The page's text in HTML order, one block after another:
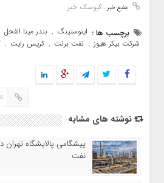
منبع خبر : کیوسک خبر
برچسب ها : اینوستینگ , بندر مینا الفحل
شرکت بیکر هیوز , نفت برنت , کریس رایت ,
نوشته های مشابه
پیشگامی پالایشگاه
نفت